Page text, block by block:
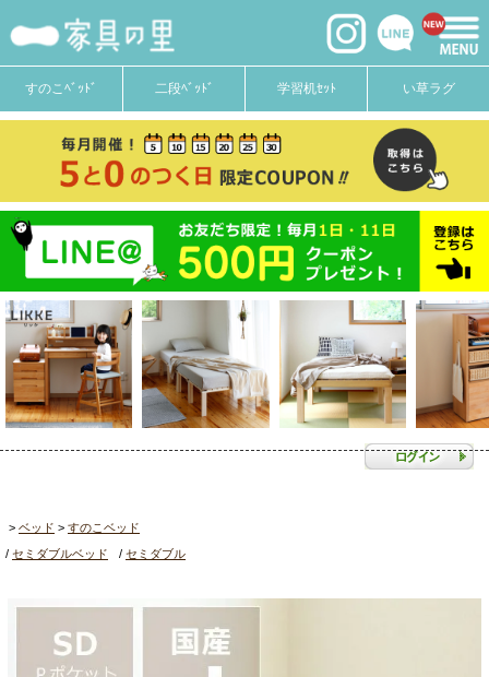
すのこﾍﾞｯﾄﾞ 二段ﾍﾞｯﾄﾞ 学習机ｾｯﾄ い草ラグ
ベッド
すのこベッド
セミダブルベッド
セミダブル